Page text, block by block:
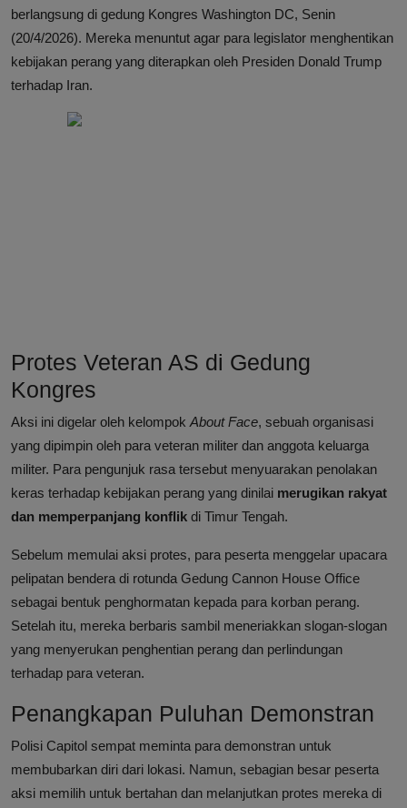
berlangsung di gedung Kongres Washington DC, Senin
(20/4/2026). Mereka menuntut agar para legislator menghentikan
kebijakan perang yang diterapkan oleh Presiden Donald Trump
terhadap Iran.
Protes Veteran AS di Gedung
Kongres
Aksi ini digelar oleh kelompok About Face, sebuah organisasi
yang dipimpin oleh para veteran militer dan anggota keluarga
militer. Para pengunjuk rasa tersebut menyuarakan penolakan
keras terhadap kebijakan perang yang dinilai merugikan rakyat
dan memperpanjang konflik di Timur Tengah.
Sebelum memulai aksi protes, para peserta menggelar upacara
pelipatan bendera di rotunda Gedung Cannon House Office
sebagai bentuk penghormatan kepada para korban perang.
Setelah itu, mereka berbaris sambil meneriakkan slogan-slogan
yang menyerukan penghentian perang dan perlindungan
terhadap para veteran.
Penangkapan Puluhan Demonstran
Polisi Capitol sempat meminta para demonstran untuk
membubarkan diri dari lokasi. Namun, sebagian besar peserta
aksi memilih untuk bertahan dan melanjutkan protes mereka di